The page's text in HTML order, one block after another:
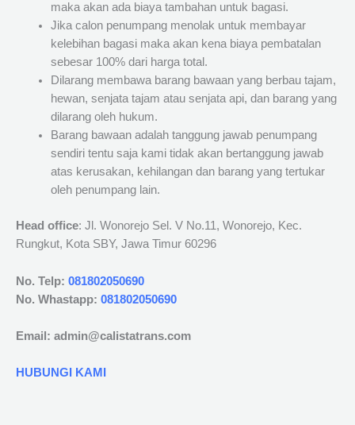
maka akan ada biaya tambahan untuk bagasi.
Jika calon penumpang menolak untuk membayar
kelebihan bagasi maka akan kena biaya pembatalan
sebesar 100% dari harga total.
Dilarang membawa barang bawaan yang berbau tajam,
hewan, senjata tajam atau senjata api, dan barang yang
dilarang oleh hukum.
Barang bawaan adalah tanggung jawab penumpang
sendiri tentu saja kami tidak akan bertanggung jawab
atas kerusakan, kehilangan dan barang yang tertukar
oleh penumpang lain.
Head office: Jl. Wonorejo Sel. V No.11, Wonorejo, Kec.
Rungkut, Kota SBY, Jawa Timur 60296
No. Telp: 081802050690
No. Whastapp: 081802050690
Email: admin@calistatrans.com
HUBUNGI KAMI